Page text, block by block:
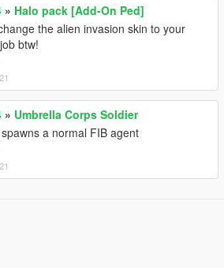
» Halo pack [Add-On Ped]
the alien invasion skin to your
btw!
» Umbrella Corps Soldier
a normal FIB agent